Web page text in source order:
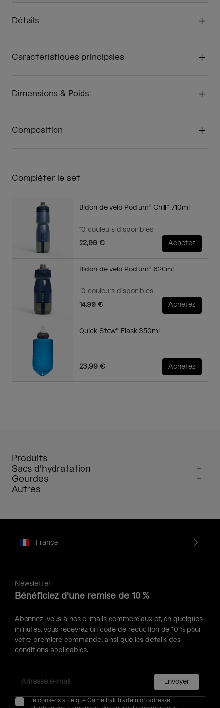
Détails
Caractéristiques principales
Dimensions & Poids
Composition
Compléter le set
Bidon de vélo Podium® Chill™ 710ml
10 couleurs disponibles
22,99 €
Achetez
Bidon de vélo Podium® 620ml
10 couleurs disponibles
14,99 €
Achetez
Quick Stow™ Flask 350ml
23,99 € Achetez
Produits
Sacs d'hydratation
Gourdes
Autres
France
Newsletter
Bénéficiez d'une remise de 10 %
Abonnez-vous à nos e-mails commerciaux et, en quelques
minutes, vous recevrez un code de réduction de 10 % pour
votre première commande, ainsi que les détails des
conditions applicables.
Envoyer
Je consens à ce que CamelBak traite mon adresse